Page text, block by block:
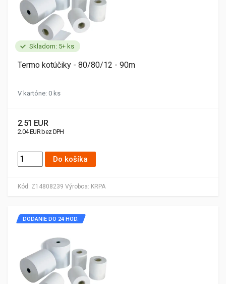
Skladom: 5+ ks
Kód: Z14808239 Výrobca: KRPA
Termo kotúčiky - 80/80/12 - 90m
V kartóne: 0 ks
2.51 EUR
2.04 EUR bez DPH
Do košíka
DODANIE DO 24 HOD.